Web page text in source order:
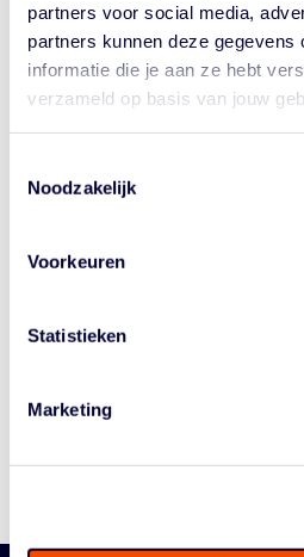
partners voor social media,
partners kunnen deze gegevens
informatie die je aan ze hebt
verzameld op basis van jouw
Noodzakelijk
Voorkeuren
Statistieken
Marketing
voor jeugdige basketballers tot
binnen de richtlijnen omtrent
april gelden.
Medewerkers
Reglementen